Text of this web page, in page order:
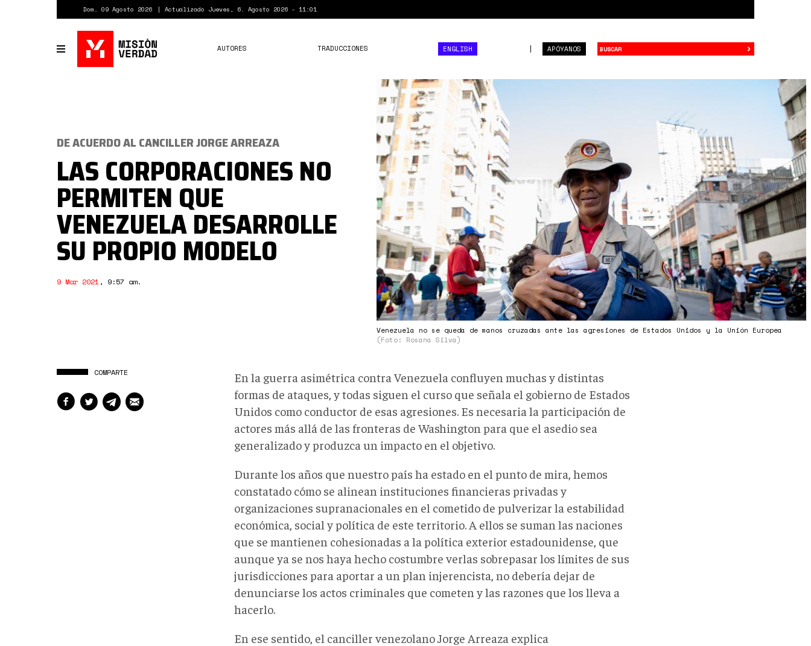
Dom. 09 Agosto 2026 Actualizado Jueves, 6. Agosto 2026 - 11:01
Toggle
navigation
APÓYANOS
AUTORES TRADUCCIONES ENGLISH ›
miliciana.jpg
Venezuela no se queda de manos cruzadas ante las agresiones de Estados Unidos y la Unión Europea
(Foto: Rosana Silva)
DE ACUERDO AL CANCILLER JORGE ARREAZA
LAS CORPORACIONES NO
PERMITEN QUE
VENEZUELA DESARROLLE
SU PROPIO MODELO
9 Mar 2021, 9:57 am.
COMPARTE
En la guerra asimétrica contra Venezuela confluyen muchas y distintas
formas de ataques, y todas siguen el curso que señala el gobierno de Estados
Unidos como conductor de esas agresiones. Es necesaria la participación de
actores más allá de las fronteras de Washington para que el asedio sea
generalizado y produzca un impacto en el objetivo.
Durante los años que nuestro país ha estado en el punto de mira, hemos
constatado cómo se alinean instituciones financieras privadas y
organizaciones supranacionales en el cometido de pulverizar la estabilidad
económica, social y política de este territorio. A ellos se suman las naciones
que se mantienen cohesionadas a la política exterior estadounidense, que
aunque ya se nos haya hecho costumbre verlas sobrepasar los límites de sus
jurisdicciones para aportar a un plan injerencista, no debería dejar de
denunciarse los actos criminales que cometen y las razones que los lleva a
hacerlo.
En ese sentido, el canciller venezolano Jorge Arreaza explica